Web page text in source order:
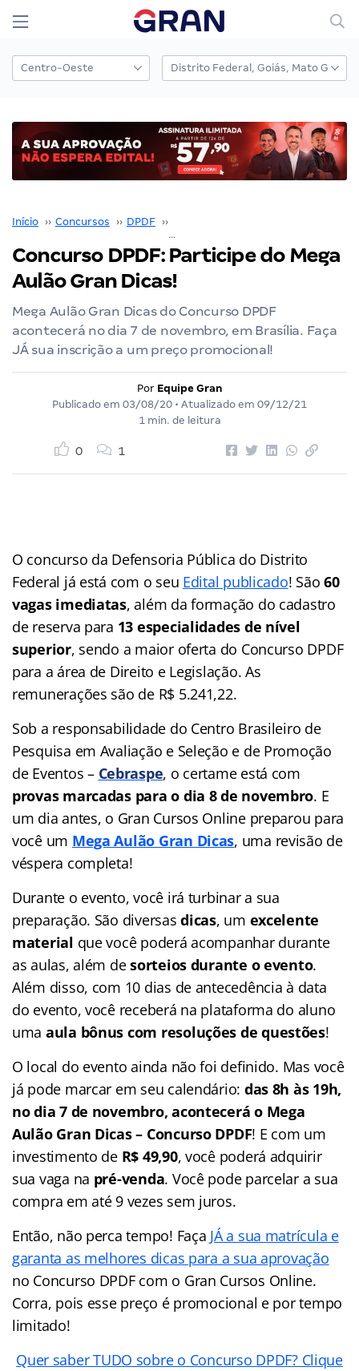
Início ›› Concursos ›› DPDF ››
Concurso DPDF: Participe do Mega
Aulão Gran Dicas!
Mega Aulão Gran Dicas do Concurso DPDF
acontecerá no dia 7 de novembro, em Brasília. Faça
JÁ sua inscrição a um preço promocional!
Por Equipe Gran
Publicado em 03/08/20 • Atualizado em 09/12/21
1 min. de leitura
0 1
O concurso da Defensoria Pública do Distrito
Federal já está com o seu Edital publicado! São60
vagas imediatas, além da formação do cadastro
de reserva para 13 especialidades de nível
superior, sendo a maior oferta do Concurso DPDF
para a área de Direito e Legislação. As
remunerações são de R$ 5.241,22.
Sob a responsabilidade do Centro Brasileiro de
Pesquisa em Avaliação e Seleção e de Promoção
de Eventos – Cebraspe, o certame está com
provas marcadas para o dia 8 de novembro. E
um dia antes, o Gran Cursos Online preparou para
você um Mega Aulão Gran Dicas, uma revisão de
véspera completa!
Durante o evento, você irá turbinar a sua
preparação. São diversasdicas, um excelente
material que você poderá acompanhar durante
as aulas, além desorteios durante o evento.
Além disso, com 10 dias de antecedência à data
do evento, você receberá na plataforma do aluno
uma aula bônus com resoluções de questões!
O local do evento ainda não foi definido. Mas você
já pode marcar em seu calendário: das 8h às 19h,
no dia 7 de novembro, acontecerá o Mega
Aulão Gran Dicas – Concurso DPDF! E com um
investimento de R$ 49,90, você poderá adquirir
sua vaga na pré-venda. Você pode parcelar a sua
compra em até 9 vezes sem juros.
Então, não perca tempo! Faça JÁ a sua matrícula e
garanta as melhores dicas para a sua aprovação
no Concurso DPDF com o Gran Cursos Online.
Corra, pois esse preço é promocional e por tempo
limitado!
Quer saber TUDO sobre o Concurso DPDF? Clique